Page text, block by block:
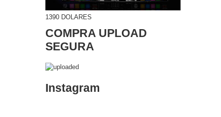
1390 DOLARES
COMPRA UPLOAD
SEGURA
Instagram